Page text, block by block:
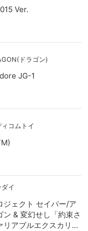
Ver.
ドラゴン)
JG-1
ィコムトイ
イ
ジェクト セイバー/ア
& 変幻せし「約束さ
アブルエクスカリバ